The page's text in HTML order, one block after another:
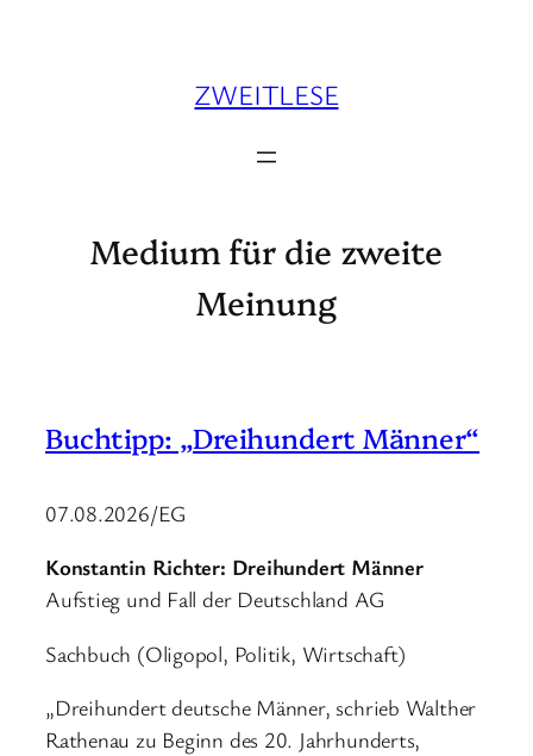
ZWEITLESE
Medium für die zweite
Meinung
Buchtipp: „Dreihundert Männer“
07.08.2026/EG
Konstantin Richter: Dreihundert Männer
Aufstieg und Fall der Deutschland AG
Sachbuch (Oligopol, Politik, Wirtschaft)
„Dreihundert deutsche Männer, schrieb Walther
Rathenau zu Beginn des 20. Jahrhunderts,